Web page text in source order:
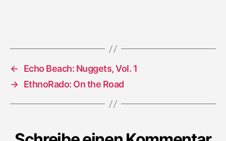
Nurse
←
Echo Beach: Nuggets, Vol. 1
→ EthnoRado: On the Road